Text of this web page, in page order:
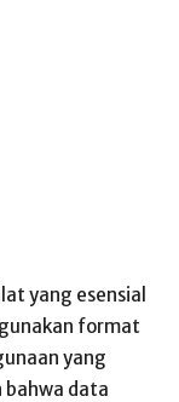
yang esensial
format
yang
data